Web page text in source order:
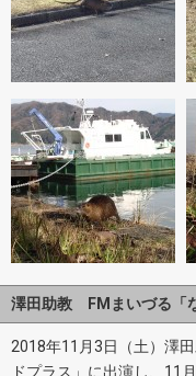
澤田助教 FMまいづる「
2018年11月3日（土）澤
ドプラス」に出演し、11